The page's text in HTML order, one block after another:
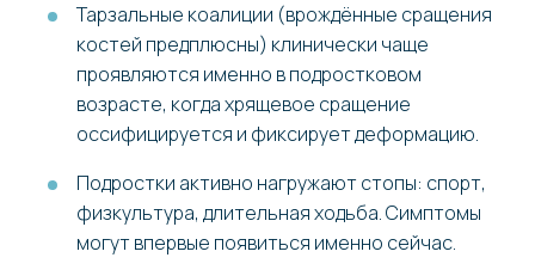
Тарзальные коалиции (врождённые сращения
костей предплюсны) клинически чаще
проявляются именно в подростковом
возрасте, когда хрящевое сращение
оссифицируется и фиксирует деформацию.
Подростки активно нагружают стопы: спорт,
физкультура, длительная ходьба. Симптомы
могут впервые появиться именно сейчас.